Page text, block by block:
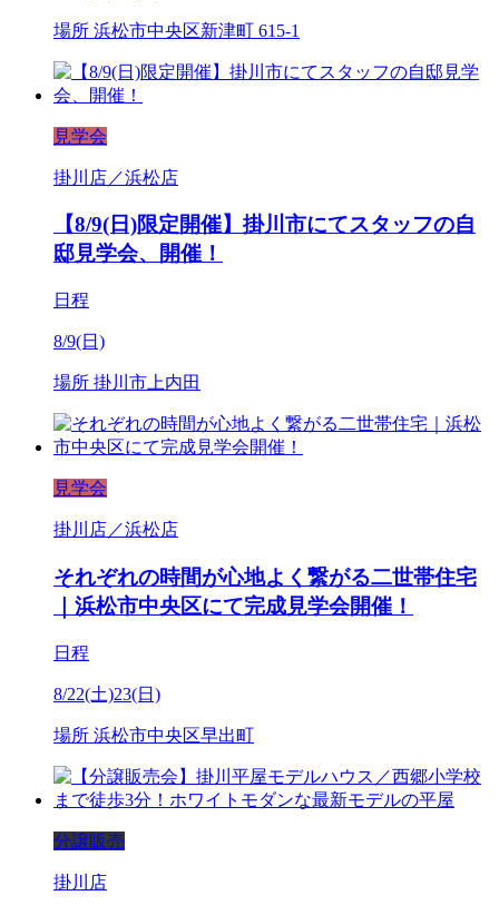
場所 浜松市中央区新津町 615-1
見学会
掛川店／浜松店
【8/9(日)限定開催】掛川市にてスタッフの自
邸見学会、開催！
日程
8/9(日)
場所 掛川市上内田
見学会
掛川店／浜松店
それぞれの時間が心地よく繋がる二世帯住宅
｜浜松市中央区にて完成見学会開催！
日程
8/22(土)23(日)
場所 浜松市中央区早出町
分譲販売
掛川店